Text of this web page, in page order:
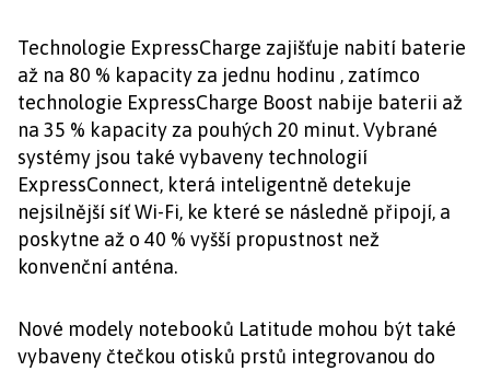
Technologie ExpressCharge zajišťuje nabití baterie
až na 80 % kapacity za jednu hodinu , zatímco
technologie ExpressCharge Boost nabije baterii až
na 35 % kapacity za pouhých 20 minut. Vybrané
systémy jsou také vybaveny technologií
ExpressConnect, která inteligentně detekuje
nejsilnější síť Wi-Fi, ke které se následně připojí, a
poskytne až o 40 % vyšší propustnost než
konvenční anténa.
Nové modely notebooků Latitude mohou být také
vybaveny čtečkou otisků prstů integrovanou do